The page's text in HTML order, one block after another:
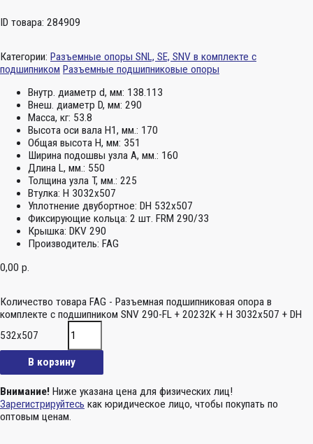
ID товара: 284909
Категории: Разъемные опоры SNL, SE, SNV в комплекте с
подшипником Разъемные подшипниковые опоры
Внутр. диаметр d, мм: 138.113
Внеш. диаметр D, мм: 290
Масса, кг: 53.8
Высота оси вала H1, мм.: 170
Общая высота H, мм: 351
Ширина подошвы узла А, мм.: 160
Длина L, мм.: 550
Толщина узла T, мм.: 225
Втулка: H 3032x507
Уплотнение двубортное: DH 532x507
Фиксирующие кольца: 2 шт. FRM 290/33
Крышка: DKV 290
Производитель: FAG
0,00 р.
Количество товара FAG - Разъемная подшипниковая опора в
комплекте с подшипником SNV 290-FL + 20232K + H 3032x507 + DH
532x507
В корзину
Внимание! Ниже указана цена для физических лиц!
Зарегистрируйтесь как юридическое лицо, чтобы покупать по
оптовым ценам.